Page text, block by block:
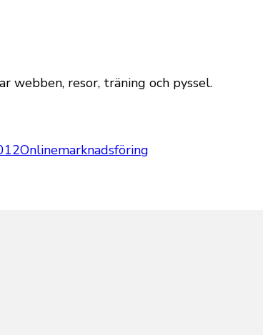
webben, resor, träning och pyssel.
Onlinemarknadsföring